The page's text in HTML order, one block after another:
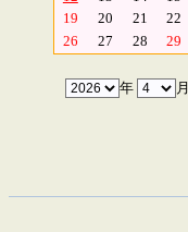
19
20 21 22
26
27 28 29
年 月